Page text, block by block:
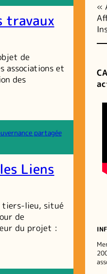
travaux
de
associations et
des
partagée
Liens
tiers-lieu, situé
de
du projet :
«